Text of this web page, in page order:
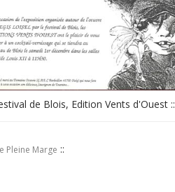
de Blois, Edition Vents d'Ouest ::
Pleine Marge ::